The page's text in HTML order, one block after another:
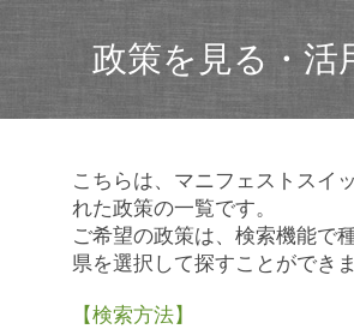
政策を見る・活
こちらは、マニフェストスイ
れた政策の一覧です。
ご希望の政策は、検索機能で
県を選択して探すことができま
【検索方法】